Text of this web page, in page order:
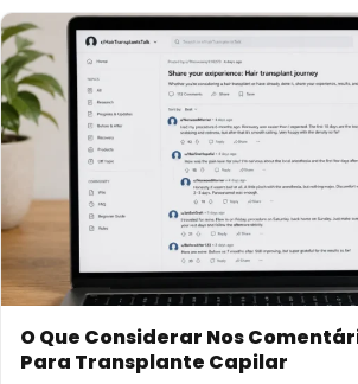
O Que Considerar Nos
Para Transplante Capilar